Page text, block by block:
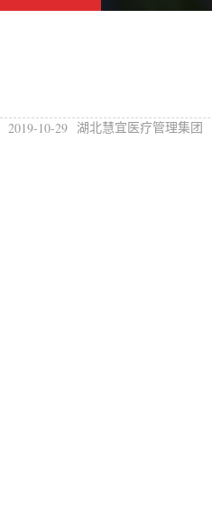
2019-10-29 湖北慧宜医疗管理集团